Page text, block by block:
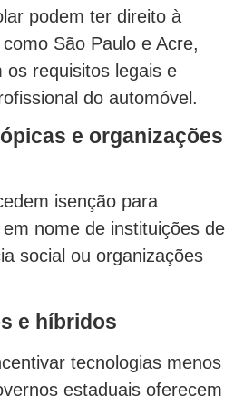
podem ter direito à
São Paulo e Acre,
requisitos legais e
do automóvel.
e organizações
isenção para
nome de instituições de
social ou organizações
e híbridos
tecnologias menos
estaduais oferecem